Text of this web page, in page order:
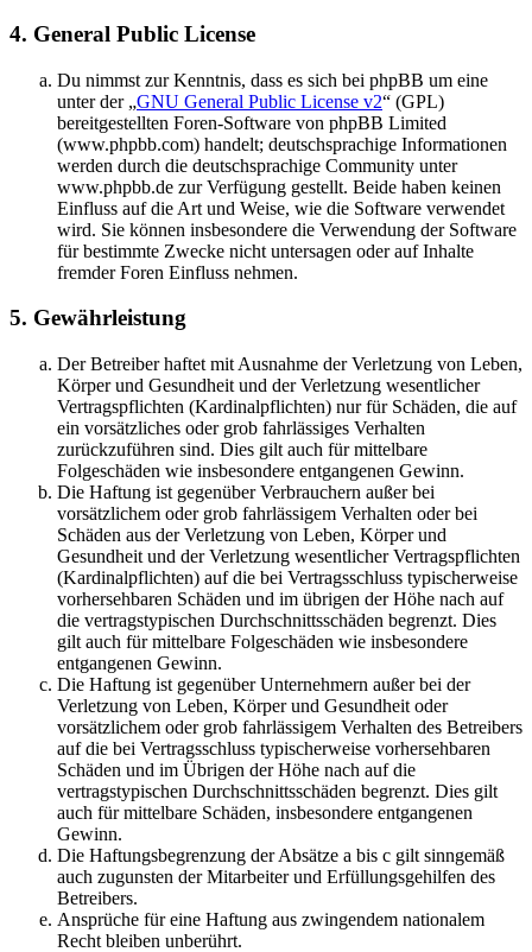
4. General Public License
Du nimmst zur Kenntnis, dass es sich bei phpBB um eine
unter der „GNU General Public License v2“ (GPL)
bereitgestellten Foren-Software von phpBB Limited
(www.phpbb.com) handelt; deutschsprachige Informationen
werden durch die deutschsprachige Community unter
www.phpbb.de zur Verfügung gestellt. Beide haben keinen
Einfluss auf die Art und Weise, wie die Software verwendet
wird. Sie können insbesondere die Verwendung der Software
für bestimmte Zwecke nicht untersagen oder auf Inhalte
fremder Foren Einfluss nehmen.
5. Gewährleistung
Der Betreiber haftet mit Ausnahme der Verletzung von Leben,
Körper und Gesundheit und der Verletzung wesentlicher
Vertragspflichten (Kardinalpflichten) nur für Schäden, die auf
ein vorsätzliches oder grob fahrlässiges Verhalten
zurückzuführen sind. Dies gilt auch für mittelbare
Folgeschäden wie insbesondere entgangenen Gewinn.
Die Haftung ist gegenüber Verbrauchern außer bei
vorsätzlichem oder grob fahrlässigem Verhalten oder bei
Schäden aus der Verletzung von Leben, Körper und
Gesundheit und der Verletzung wesentlicher Vertragspflichten
(Kardinalpflichten) auf die bei Vertragsschluss typischerweise
vorhersehbaren Schäden und im übrigen der Höhe nach auf
die vertragstypischen Durchschnittsschäden begrenzt. Dies
gilt auch für mittelbare Folgeschäden wie insbesondere
entgangenen Gewinn.
Die Haftung ist gegenüber Unternehmern außer bei der
Verletzung von Leben, Körper und Gesundheit oder
vorsätzlichem oder grob fahrlässigem Verhalten des Betreibers
auf die bei Vertragsschluss typischerweise vorhersehbaren
Schäden und im Übrigen der Höhe nach auf die
vertragstypischen Durchschnittsschäden begrenzt. Dies gilt
auch für mittelbare Schäden, insbesondere entgangenen
Gewinn.
Die Haftungsbegrenzung der Absätze a bis c gilt sinngemäß
auch zugunsten der Mitarbeiter und Erfüllungsgehilfen des
Betreibers.
Ansprüche für eine Haftung aus zwingendem nationalem
Recht bleiben unberührt.